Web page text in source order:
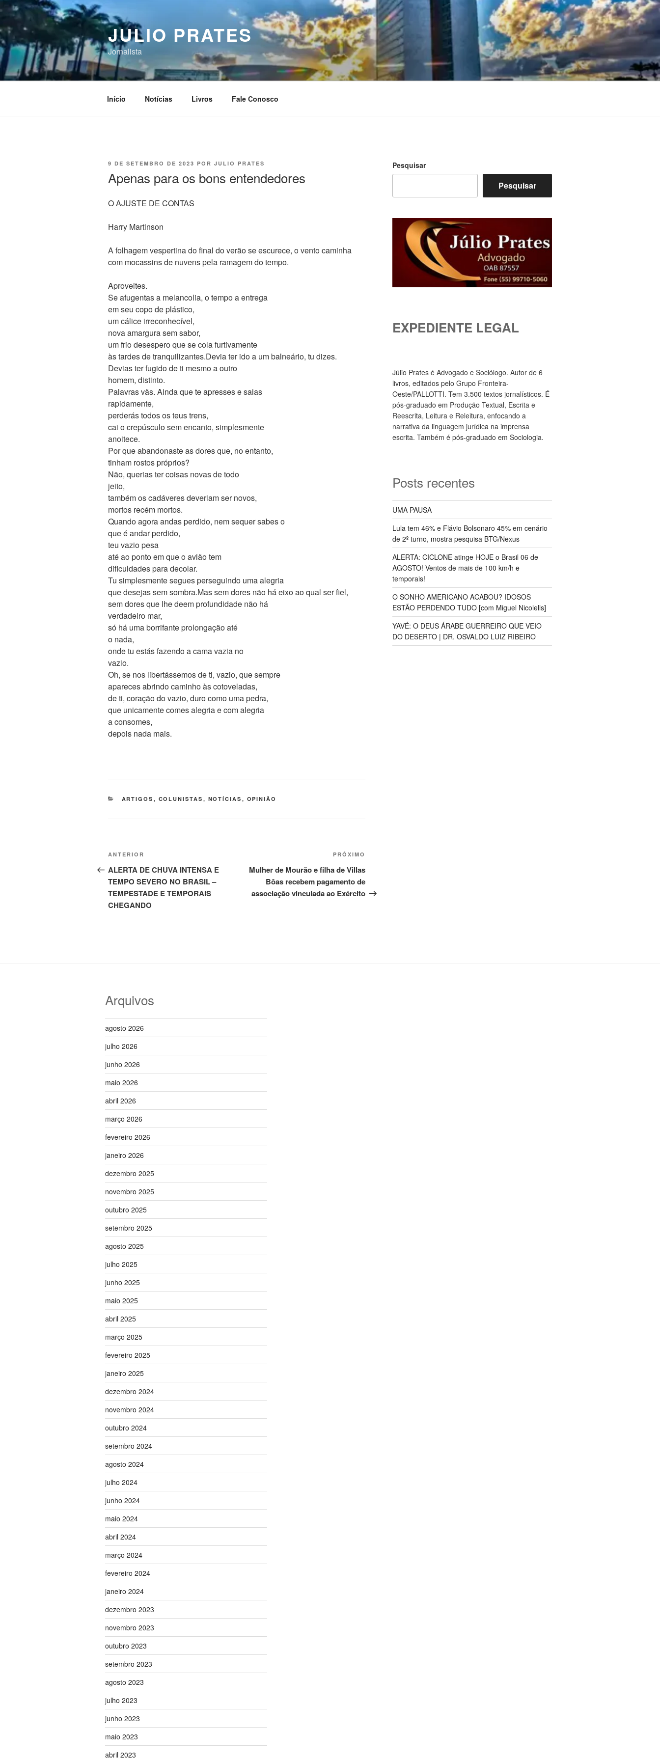
Pular
para
o
conteúdo
JULIO PRATES
Jornalista
Início Notícias Livros Fale Conosco
PUBLICADO
9 DE SETEMBRO DE 2023 POR JULIO PRATES
Apenas para os bons entendedores
O AJUSTE DE CONTAS
Harry Martinson
A folhagem vespertina do final do verão seescurece, o vento caminha
com mocassins de nuvens pela ramagem do tempo.
Aproveites.
Se afugentas a melancolia, o tempo a entrega
em seu copo de plástico,
um cálice irreconhecível,
nova amargura sem sabor,
um frio desespero que se cola furtivamente
às tardes de tranquilizantes.Devia ter ido a um balneário, tu dizes.
Devias ter fugido de ti mesmo a outro
homem, distinto.
Palavras vãs. Ainda que te apresses e saias
rapidamente,
perderás todos os teus trens,
cai o crepúsculo sem encanto, simplesmente
anoitece.
Por que abandonaste as dores que, no entanto,
tinham rostos próprios?
Não, querias ter coisas novas de todo
jeito,
também os cadáveres deveriam ser novos,
mortos recém mortos.
Quando agora andas perdido, nem sequer sabes o
que é andar perdido,
teu vazio pesa
até ao ponto em que o avião tem
dificuldades para decolar.
Tu simplesmente segues perseguindo uma alegria
que desejas sem sombra.Mas sem dores não há eixo ao qual ser fiel,
sem dores que lhe deem profundidade não há
verdadeiro mar,
só há uma borrifante prolongação até
o nada,
onde tu estás fazendo a cama vazia no
vazio.
Oh, se nos libertássemos de ti, vazio, que sempre
apareces abrindo caminho às cotoveladas,
de ti, coração do vazio, duro como uma pedra,
que unicamente comes alegria e com alegria
a consomes,
depois nada mais.
CATEGORIAS
ARTIGOS , COLUNISTAS , NOTÍCIAS , OPINIÃO
Navegação
de
Post
Post
anterior
ANTERIOR
ALERTA DE CHUVA INTENSA E
TEMPO SEVERO NO BRASIL –
TEMPESTADE E TEMPORAIS
CHEGANDO
post
PRÓXIMO
Mulher de Mourão e filha de Villas
Bôas recebem pagamento de
associação vinculada ao Exército
Pesquisar
Pesquisar
EXPEDIENTE LEGAL
Júlio Prates é Advogado e Sociólogo. Autor de 6
livros, editados pelo Grupo Fronteira-
Oeste/PALLOTTI. Tem 3.500 textos jornalísticos. É
pós-graduado em Produção Textual, Escrita e
Reescrita, Leitura e Releitura, enfocando a
narrativa da linguagem jurídica na imprensa
escrita. Também é pós-graduado em Sociologia.
Posts recentes
UMA PAUSA
Lula tem 46% e Flávio Bolsonaro 45% em cenário
de 2º turno, mostra pesquisa BTG/Nexus
ALERTA: CICLONE atinge HOJE o Brasil 06 de
AGOSTO! Ventos de mais de 100 km/h e
temporais!
O SONHO AMERICANO ACABOU? IDOSOS
ESTÃO PERDENDO TUDO [com Miguel Nicolelis]
YAVÉ: O DEUS ÁRABE GUERREIRO QUE VEIO
DO DESERTO | DR. OSVALDO LUIZ RIBEIRO
Arquivos
agosto 2026
julho 2026
junho 2026
maio 2026
abril 2026
março 2026
fevereiro 2026
janeiro 2026
dezembro 2025
novembro 2025
outubro 2025
setembro 2025
agosto 2025
julho 2025
junho 2025
maio 2025
abril 2025
março 2025
fevereiro 2025
janeiro 2025
dezembro 2024
novembro 2024
outubro 2024
setembro 2024
agosto 2024
julho 2024
junho 2024
maio 2024
abril 2024
março 2024
fevereiro 2024
janeiro 2024
dezembro 2023
novembro 2023
outubro 2023
setembro 2023
agosto 2023
julho 2023
junho 2023
maio 2023
abril 2023